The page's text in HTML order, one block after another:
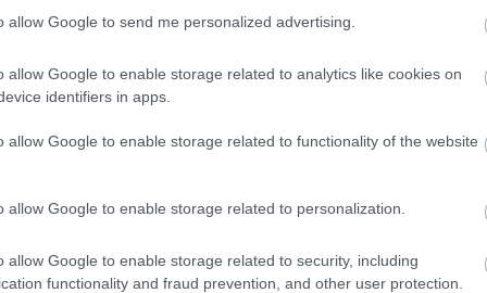
allow Google to send me personalized advertising.
allow Google to enable storage related to analytics like cookies on
identifiers in apps.
allow Google to enable storage related to functionality of the website
allow Google to enable storage related to personalization.
allow Google to enable storage related to security, including
functionality and fraud prevention, and other user protection.
τονίζεται ότι στην πράξη η
ήδη αδειοδοτηθεί ή βρίσκονται σε
και το περιβάλλον
επιπτώσεις στην κτηνοτροφία και τη
και μελισσοτόπων, με επιπτώσεις
που δραστηριοποιούνται στον